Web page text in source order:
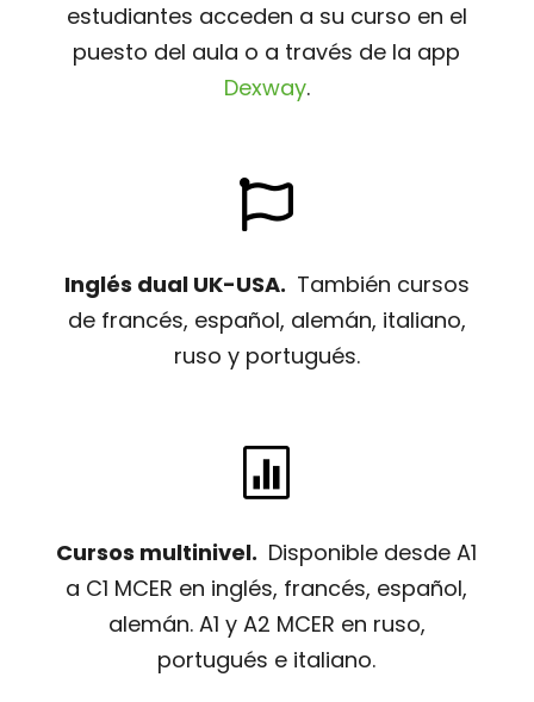
estudiantes acceden a su curso en el
puesto del aula o a través de la app
Dexway.

Inglés dual UK-USA. También cursos
de francés, español, alemán, italiano,
ruso y portugués.

Cursos multinivel. Disponible desde A1
a C1 MCER en inglés, francés, español,
alemán. A1 y A2 MCER en ruso,
portugués e italiano.